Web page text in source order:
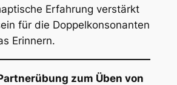
Erfahrung verstärkt
für die Doppelkonsonanten
Erinnern.
zum Üben von